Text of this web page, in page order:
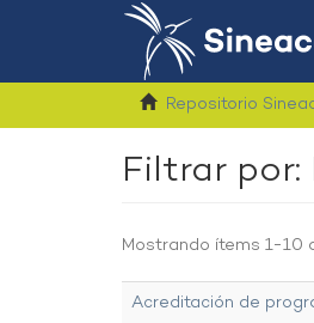
Repositorio
Filtrar
Mostrando ítems 1-10
Acreditación de